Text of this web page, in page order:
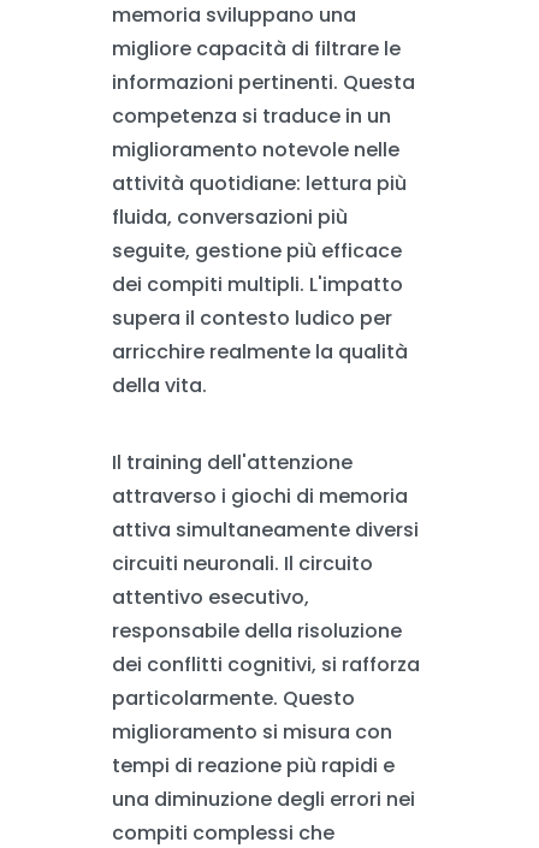
memoria sviluppano una
migliore capacità di filtrare le
informazioni pertinenti. Questa
competenza si traduce in un
miglioramento notevole nelle
attività quotidiane: lettura più
fluida, conversazioni più
seguite, gestione più efficace
dei compiti multipli. L'impatto
supera il contesto ludico per
arricchire realmente la qualità
della vita.
Il training dell'attenzione
attraverso i giochi di memoria
attiva simultaneamente diversi
circuiti neuronali. Il circuito
attentivo esecutivo,
responsabile della risoluzione
dei conflitti cognitivi, si rafforza
particolarmente. Questo
miglioramento si misura con
tempi di reazione più rapidi e
una diminuzione degli errori nei
compiti complessi che